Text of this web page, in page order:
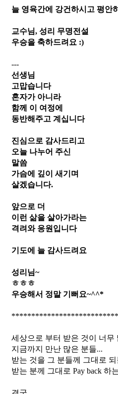
늘 영육간에 강건하시고 평안
교수님, 성리 무명전설
우승을 축하드려요 :)
---
선생님
고맙습니다
혼자가 아니라
함께 이 여정에
동반해주고 계십니다
진심으로 감사드리고
오늘 나누어 주신
말씀
가슴에 깊이 새기며
살겠습니다.
앞으로 더
이런 삶을 살아가라는
격려와 응원입니다
기도에 늘 감사드려요
성리님~
ㅎㅎㅎ
우승해서 정말 기뻐요~^^*
세상으로 부터 받은 것이 너무
지금까지 만난 많은 분들...
받는 것을 그 분들께 그대로
받는 분께 그대로 Pay back 하